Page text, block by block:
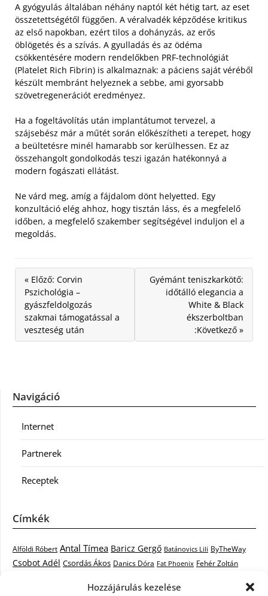
Hozzájárulás kezelése
A gyógyulás általában néhány naptól két hétig tart, az eset
összetettségétől függően. A véralvadék képződése kritikus
az első napokban, ezért tilos a dohányzás, az erős
öblögetés és a szívás. A gyulladás és az ödéma
csökkentésére modern rendelőkben PRF-technológiát
(Platelet Rich Fibrin) is alkalmaznak: a páciens saját véréből
készült membránt helyeznek a sebbe, ami gyorsabb
szövetregenerációt eredményez.
Ha a fogeltávolítás után implantátumot tervezel, a
szájsebész már a műtét során előkészítheti a terepet, hogy
a beültetésre minél hamarabb sor kerülhessen. Ez az
összehangolt gondolkodás teszi igazán hatékonnyá a
modern fogászati ellátást.
Ne várd meg, amíg a fájdalom dönt helyetted. Egy
konzultáció elég ahhoz, hogy tisztán láss, és a megfelelő
időben, a megfelelő szakember segítségével induljon el a
megoldás.
« Előző: Corvin
Pszichológia –
gyászfeldolgozás
szakmai támogatással a
veszteség után
Gyémánt teniszkarkötő:
időtálló elegancia a
White & Black
ékszerboltban
:Következő »
Navigáció
Internet
Partnerek
Receptek
Címkék
Alföldi Róbert Antal Tímea Baricz Gergő Batánovics Lili ByTheWay
Csobot Adél Csordás Ákos Danics Dóra Fat Phoenix Fehér Zoltán